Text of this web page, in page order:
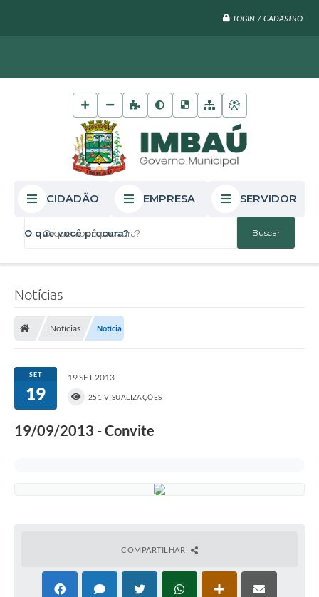
LOGIN / CADASTRO
O que você procura?
CIDADÃO EMPRESA SERVIDOR
Notícias
Notícias Notícia
SET
19
19 SET 2013
251 VISUALIZAÇÕES
19/09/2013 - Convite
COMPARTILHAR